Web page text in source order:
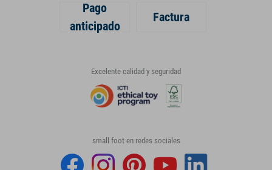
Pago
anticipado
Factura
Excelente calidad y seguridad
small foot en redes sociales